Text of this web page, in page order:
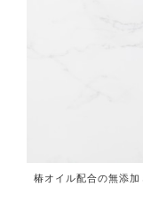
椿オイル配合の無添